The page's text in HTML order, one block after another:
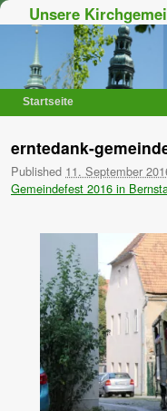
Unsere
Startseite
erntedank-
Published 11. September
Gemeindefest 2016 in